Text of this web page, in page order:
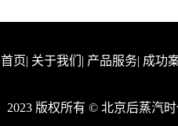
首页| 关于我们 | 产品服务| 成功
2023 版权所有 © 北京后蒸汽